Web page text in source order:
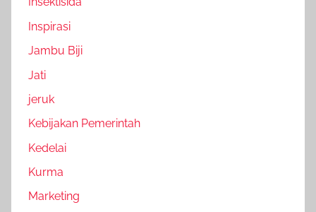
Inspirasi
Jambu Biji
Jati
jeruk
Kebijakan Pemerintah
Kedelai
Kurma
Marketing